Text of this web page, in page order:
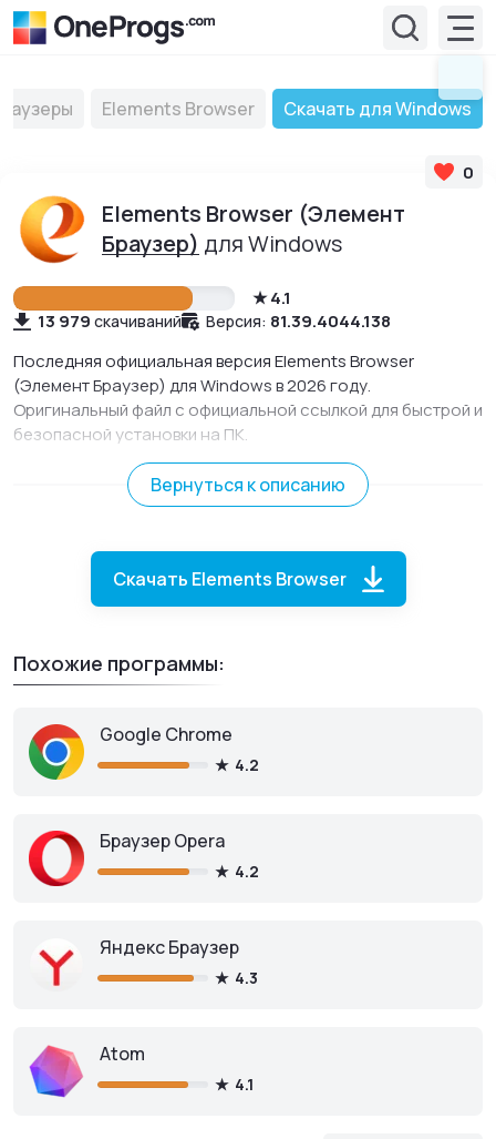
Elements Browser Скачать для Windows
Elements Browser (Элемент
Браузер) для Windows
0
4.1
13 979 скачиваний Версия: 81.39.4044.138
Последняя официальная версия Elements Browser
(Элемент Браузер) для Windows в 2026 году.
Оригинальный файл с официальной ссылкой для быстрой и
безопасной установки на ПК.
Социальный браузер с быстрым доступом к часто
посещаемым сайтам и соц. сетям, с возможностью
персонализации под себя.
Вернуться к описанию
Скачать Elements Browser
Похожие программы:
Google Chrome
4.2
Браузер Opera
4.2
Яндекс Браузер
4.3
Atom
4.1
Elements Browser
Скачать бесплатно